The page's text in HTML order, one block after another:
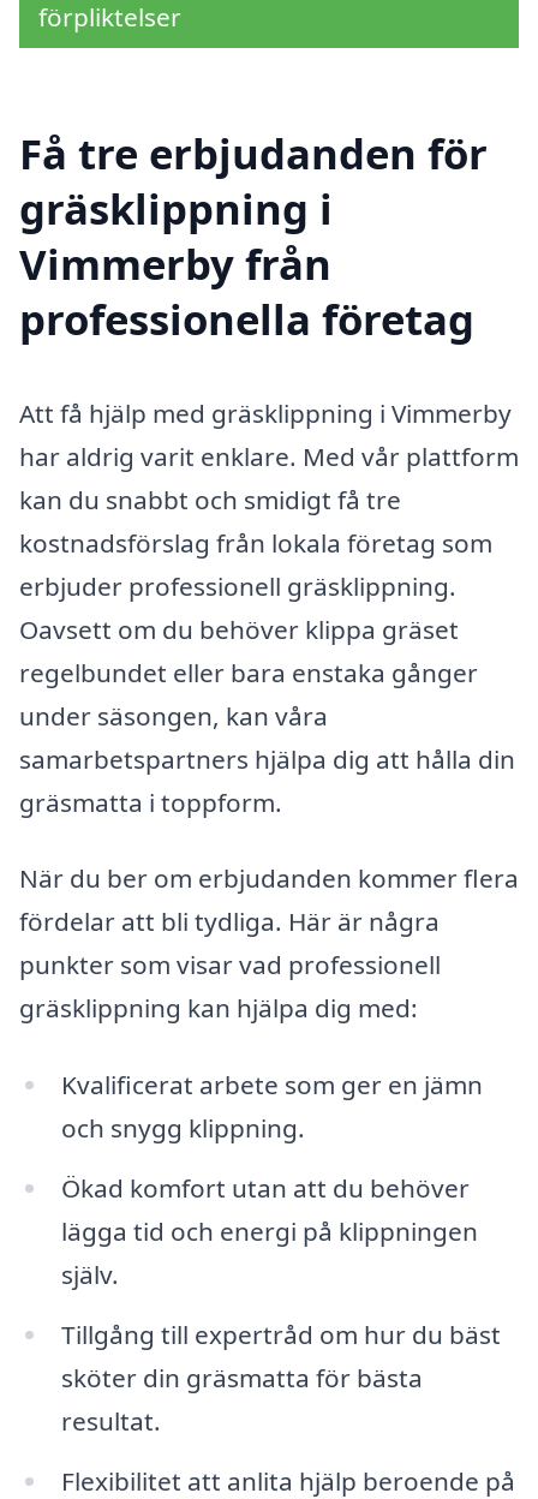
förpliktelser
Få tre erbjudanden för
gräsklippning i
Vimmerby från
professionella företag
Att få hjälp med gräsklippning i Vimmerby
har aldrig varit enklare. Med vår plattform
kan du snabbt och smidigt få tre
kostnadsförslag från lokala företag som
erbjuder professionell gräsklippning.
Oavsett om du behöver klippa gräset
regelbundet eller bara enstaka gånger
under säsongen, kan våra
samarbetspartners hjälpa dig att hålla din
gräsmatta i toppform.
När du ber om erbjudanden kommer flera
fördelar att bli tydliga. Här är några
punkter som visar vad professionell
gräsklippning kan hjälpa dig med:
Kvalificerat arbete som ger en jämn
och snygg klippning.
Ökad komfort utan att du behöver
lägga tid och energi på klippningen
själv.
Tillgång till expertråd om hur du bäst
sköter din gräsmatta för bästa
resultat.
Flexibilitet att anlita hjälp beroende på